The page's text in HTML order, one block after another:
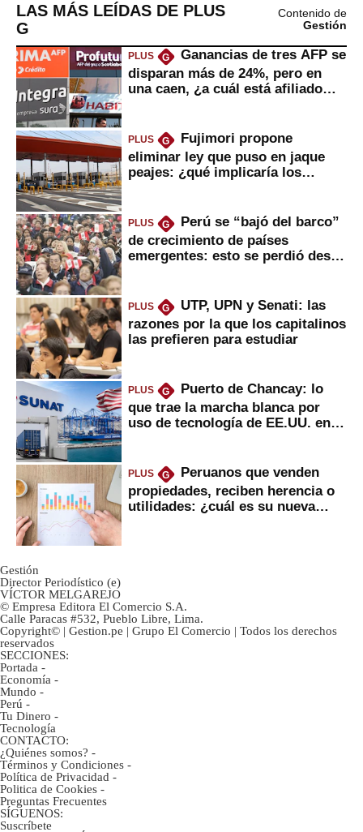
LAS MÁS LEÍDAS DE PLUS
G
Contenido de
Gestión
PLUS G
Ganancias de tres AFP se
disparan más de 24%, pero en
una caen, ¿a cuál está afiliado
PLUS G
Fujimori propone
eliminar ley que puso en jaque
peajes: ¿qué implicaría los
PLUS G
Perú se “bajó del barco”
de crecimiento de países
emergentes: esto se perdió desde
PLUS G
UTP, UPN y Senati: las
razones por la que los capitalinos
las prefieren para estudiar
PLUS G
Puerto de Chancay: lo
que trae la marcha blanca por
uso de tecnología de EE.UU. en
PLUS G
Peruanos que venden
propiedades, reciben herencia o
utilidades: ¿cuál es su nueva
Gestión
Director Periodístico (e)
VÍCTOR MELGAREJO
© Empresa Editora El Comercio S.A.
Calle Paracas #532, Pueblo Libre, Lima.
Copyright© | Gestion.pe | Grupo El Comercio | Todos los derechos
reservados
SECCIONES:
Portada -
Economía -
Mundo -
Perú -
Tu Dinero -
Tecnología
CONTACTO:
¿Quiénes somos? -
Términos y Condiciones -
Política de Privacidad -
Politica de Cookies -
Preguntas Frecuentes
SÍGUENOS:
Suscríbete